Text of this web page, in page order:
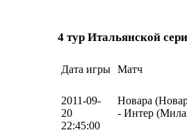
4 тур Итальянской
Дата игры Матч
2011-09-
20
22:45:00
Новара
- Интер